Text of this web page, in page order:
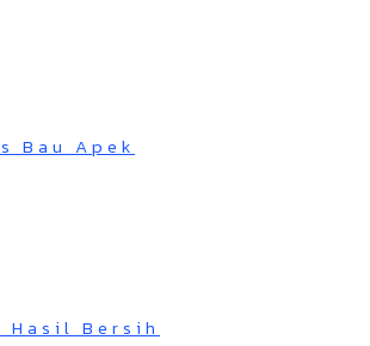
Bau Apek
Hasil Bersih